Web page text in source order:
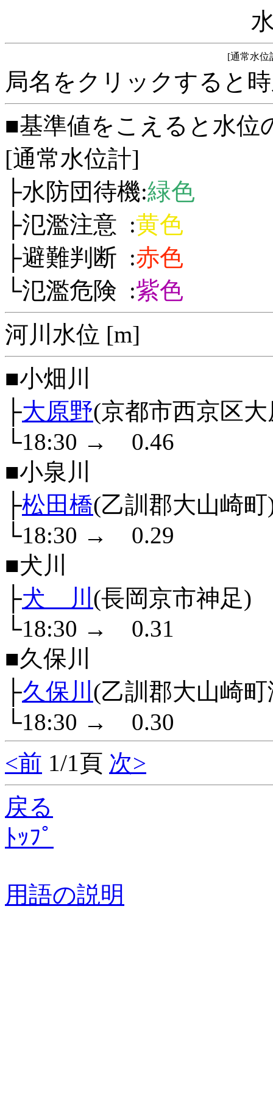
[通常水位
局名をクリックすると
■基準値をこえると水位
[通常水位計]
├水防団待機:緑色
├氾濫注意 :黄色
├避難判断 :赤色
└氾濫危険 :紫色
河川水位 [m]
■小畑川
├大原野(京都市西京区
└18:30 →
0.46
■小泉川
├松田橋(乙訓郡大山崎町
└18:30 →
0.29
■犬川
├犬 川 (長岡京市神足)
└18:30 →
0.31
■久保川
├久保川 (乙訓郡大山崎
└18:30 →
0.30
<前 1/1頁 次>
戻る
ﾄｯﾌﾟ
用語の説明